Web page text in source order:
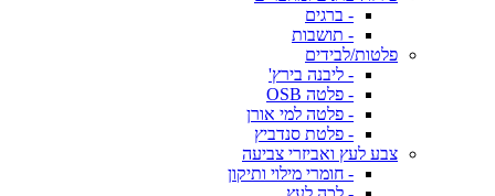
- ברגים
- תושבות
פלטות/לבידים
- ליבנה בירץ'
- פלטה OSB
- פלטה למי אורן
- פלטת סנדביץ
צבע לעץ ואביזרי צביעה
- חומרי מילוי ותיקון